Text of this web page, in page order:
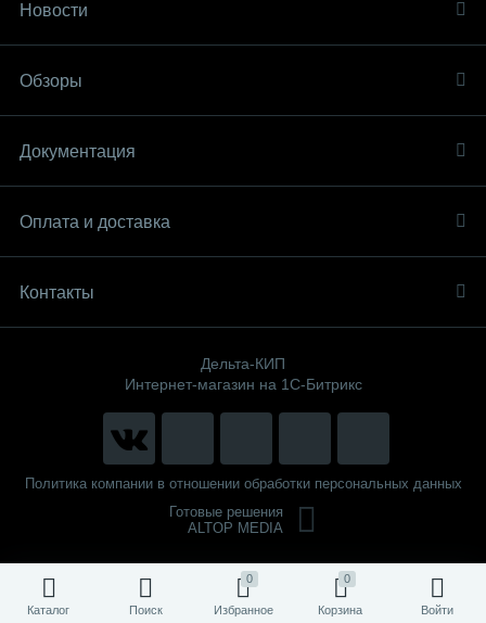
Каталог Поиск
0
Избранное
0
Корзина Войти
Новости
Обзоры
Документация
Оплата и доставка
Контакты
Дельта-КИП
Интернет-магазин на 1С-Битрикс
Политика компании в отношении обработки персональных данных
Готовые решения
ALTOP MEDIA